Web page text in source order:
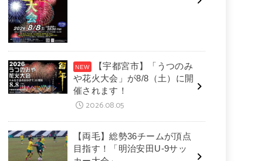
【宇都宮市】「うつのみ
や花火大会」が8/8（土）に開
催されます！
2026.08.05
【両毛】総勢36チームが頂点
目指す！「明治安田U-9サッ